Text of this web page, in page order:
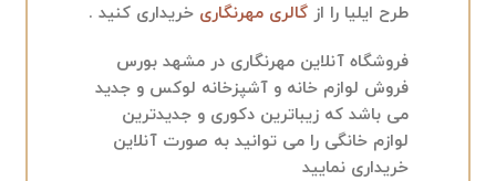
طرح ایلیا را از گالری مهرنگاری خریداری کنید .
فروشگاه آنلاین مهرنگاری در مشهد بورس
فروش لوازم خانه و آشپزخانه لوکس و جدید
می باشد که زیباترین دکوری و جدیدترین
لوازم خانگی را می توانید به صورت آنلاین
خریداری نمایید